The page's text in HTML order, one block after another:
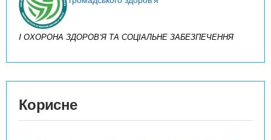
I ОХОРОНА ЗДОРОВ’Я ТА СОЦІАЛЬНЕ ЗАБЕЗПЕЧЕННЯ
Корисне